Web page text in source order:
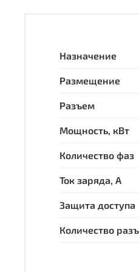
Назначение
Размещение
Разъем
Мощность, кВт
Количество фаз
Ток заряда, А
Защита доступа
Количество